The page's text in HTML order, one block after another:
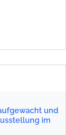
und
im